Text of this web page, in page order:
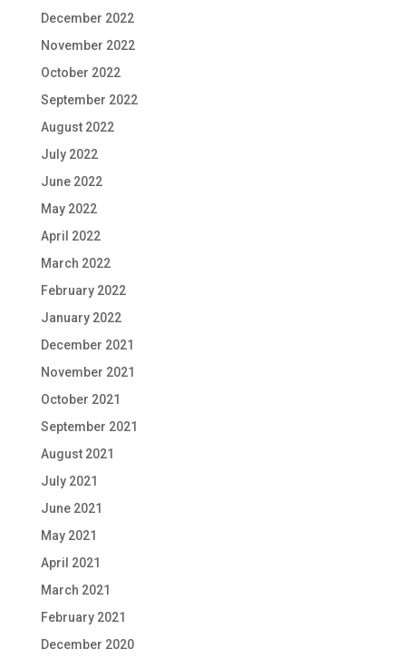
December 2022
November 2022
October 2022
September 2022
August 2022
July 2022
June 2022
May 2022
April 2022
March 2022
February 2022
January 2022
December 2021
November 2021
October 2021
September 2021
August 2021
July 2021
June 2021
May 2021
April 2021
March 2021
February 2021
December 2020